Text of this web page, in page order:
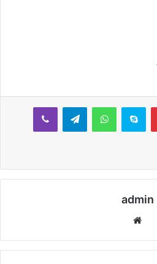
بينتيريستسكايب واتساب تيلقرام ڤايبر
admin